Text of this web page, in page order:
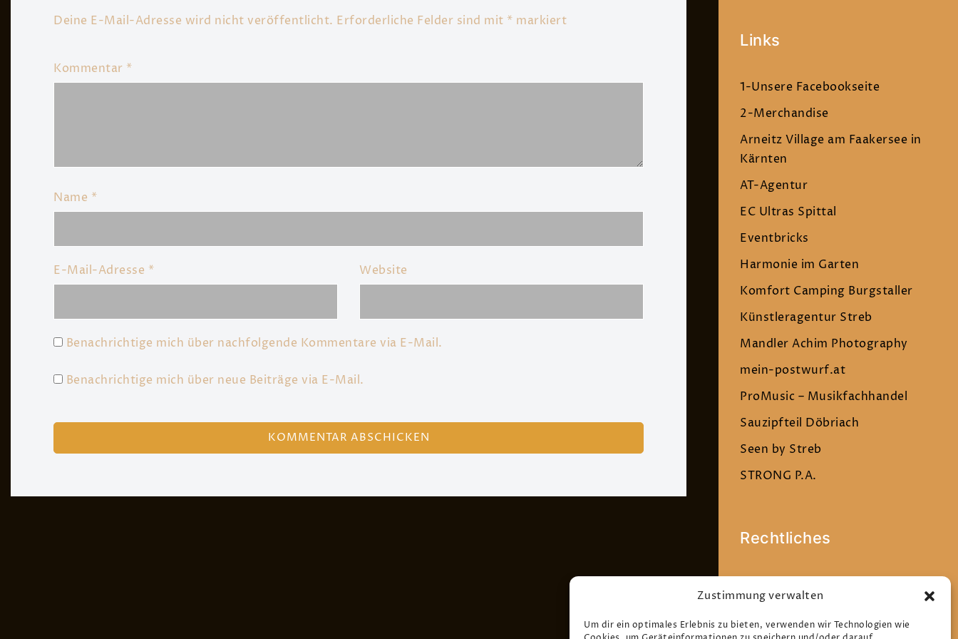
Zustimmung verwalten
Um dir ein optimales Erlebnis zu bieten, verwenden wir Technologien wie
Deine E-Mail-Adresse wird nicht veröffentlicht. Erforderliche Felder sind mit * markiert
Kommentar *
Name *
E-Mail-Adresse * Website
Benachrichtige mich über nachfolgende Kommentare via E-Mail.
Benachrichtige mich über neue Beiträge via E-Mail.
Links
1-Unsere Facebookseite
2-Merchandise
Arneitz Village am Faakersee in
Kärnten
AT-Agentur
EC Ultras Spittal
Eventbricks
Harmonie im Garten
Komfort Camping Burgstaller
Künstleragentur Streb
Mandler Achim Photography
mein-postwurf.at
ProMusic – Musikfachhandel
Sauzipfteil Döbriach
Seen by Streb
STRONG P.A.
Rechtliches